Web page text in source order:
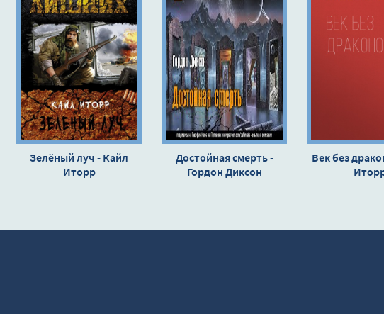
Зелёный луч - Кайл
Иторр
Достойная смерть -
Гордон Диксон
Век без